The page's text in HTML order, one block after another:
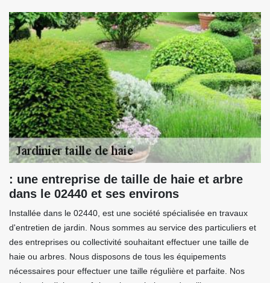
: une entreprise de taille de haie et arbre
dans le 02440 et ses environs
Installée dans le 02440, est une société spécialisée en travaux
d'entretien de jardin. Nous sommes au service des particuliers et
des entreprises ou collectivité souhaitant effectuer une taille de
haie ou arbres. Nous disposons de tous les équipements
nécessaires pour effectuer une taille régulière et parfaite. Nos